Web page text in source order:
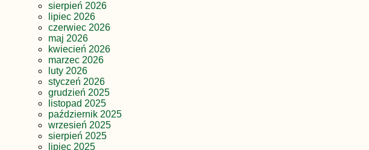
sierpień 2026
lipiec 2026
czerwiec 2026
maj 2026
kwiecień 2026
marzec 2026
luty 2026
styczeń 2026
grudzień 2025
listopad 2025
październik 2025
wrzesień 2025
sierpień 2025
lipiec 2025